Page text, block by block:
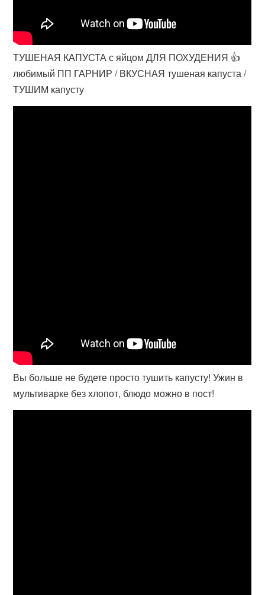
ТУШЕНАЯ КАПУСТА с яйцом ДЛЯ ПОХУДЕНИЯ 👍
любимый ПП ГАРНИР / ВКУСНАЯ тушеная капуста /
ТУШИМ капусту
Вы больше не будете просто тушить капусту! Ужин в
мультиварке без хлопот, блюдо можно в пост!